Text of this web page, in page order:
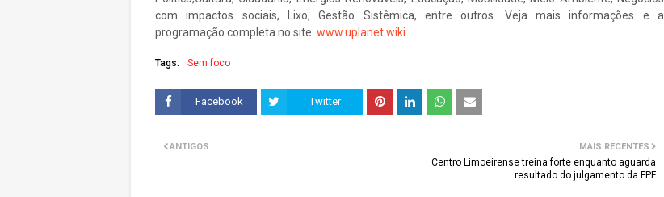
com impactos sociais, Lixo, Gestão Sistêmica, entre outros. Veja mais informações e a
programação completa no site: www.uplanet.wiki
Tags: Sem foco
Facebook Twitter
MAIS RECENTES
Centro Limoeirense treina forte enquanto aguarda
resultado do julgamento da FPF
ANTIGOS